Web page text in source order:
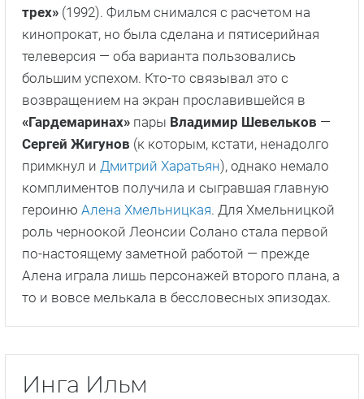
трех» (1992). Фильм снимался с расчетом на
кинопрокат, но была сделана и пятисерийная
телеверсия — оба варианта пользовались
большим успехом. Кто-то связывал это с
возвращением на экран прославившейся в
«Гардемаринах» пары Владимир Шевельков —
Сергей Жигунов (к которым, кстати, ненадолго
примкнул и Дмитрий Харатьян), однако немало
комплиментов получила и сыгравшая главную
героиню Алена Хмельницкая. Для Хмельницкой
роль черноокой Леонсии Солано стала первой
по-настоящему заметной работой — прежде
Алена играла лишь персонажей второго плана, а
то и вовсе мелькала в бессловесных эпизодах.
Инга Ильм